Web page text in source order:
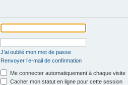
J’ai oublié mon mot de passe
Renvoyer l’e-mail de confirmation
Me connecter automatiquement à chaque visite
Cacher mon statut en ligne pour cette session